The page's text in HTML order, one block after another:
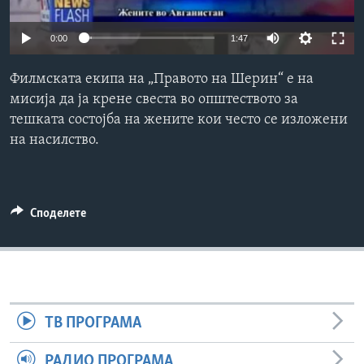
ИНТЕРВЈУА
Јазици
0:00 1:47
Филмската екипа на „Правото на Шерин“ е на
мисија да ја крене свеста во општеството за
тешката состојба на жените кои често се изложени
на насилство.
Споделете
ТВ ПРОГРАМА